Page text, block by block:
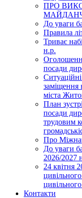
ПРО
До уваги
Правила
Триває
н.р.
посади
заміщення
міста
План
посади
трудовим
Про
До уваги
2026/2027
24 квітня
Контакти